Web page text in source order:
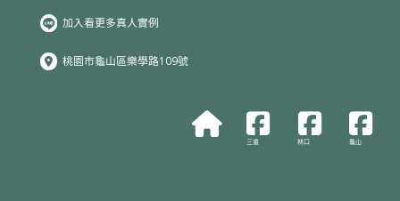
加入看更多真人實例
桃園市龜山區樂學路109號